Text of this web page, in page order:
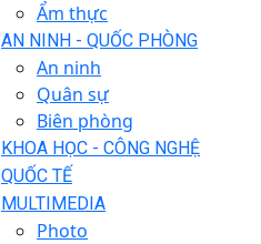
Ẩm thực
AN NINH - QUỐC PHÒNG
An ninh
Quân sự
Biên phòng
KHOA HỌC - CÔNG NGHỆ
QUỐC TẾ
MULTIMEDIA
Photo